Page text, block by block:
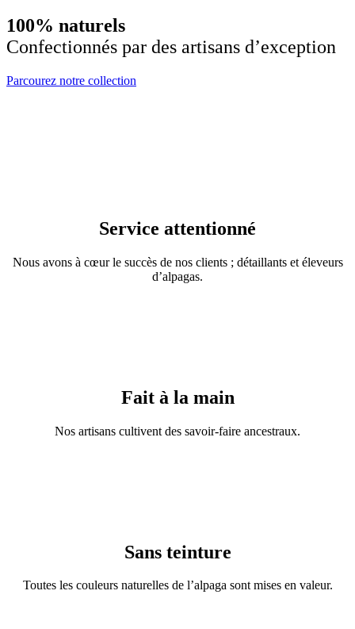
100% naturels
Confectionnés par des artisans d’exception
Parcourez notre collection
Service attentionné
Nous avons à cœur le succès de nos clients ; détaillants et éleveurs
d’alpagas.
Fait à la main
Nos artisans cultivent des savoir-faire ancestraux.
Sans teinture
Toutes les couleurs naturelles de l’alpaga sont mises en valeur.